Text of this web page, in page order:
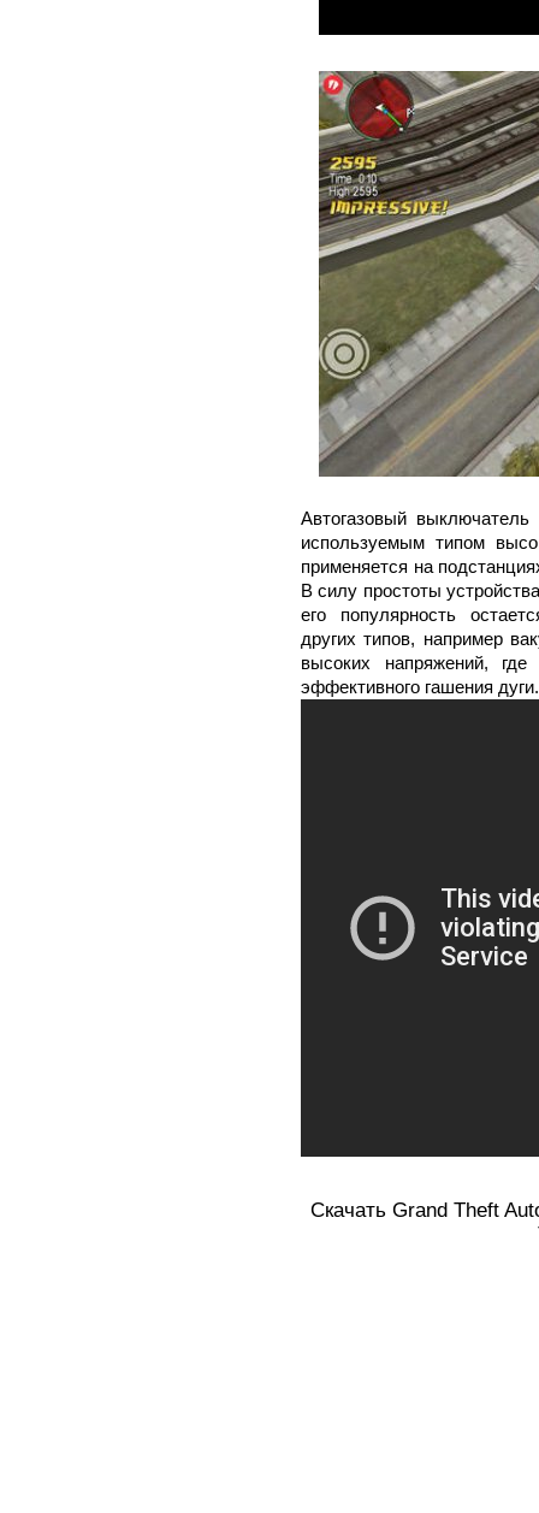
Автогазовый
используемым типом
применяется на
В силу простоты
его популярность
других типов, например
высоких напряжений,
эффективного гашения дуги.
Скачать Grand Theft